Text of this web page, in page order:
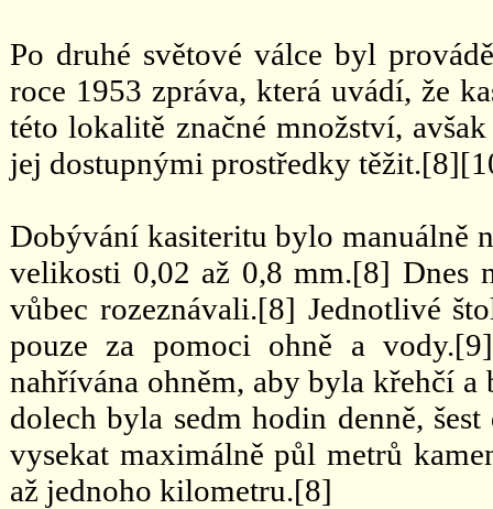
Po druhé světové válce byl
roce 1953 zpráva, která uvádí, že
této lokalitě značné množství,
jej dostupnými prostředky
Dobývání kasiteritu bylo manuálně
velikosti 0,02 až 0,8 mm.[8] Dnes
vůbec rozeznávali.[8] Jednotlivé
pouze za pomoci ohně a
nahřívána ohněm, aby byla křehčí
dolech byla sedm hodin denně,
vysekat maximálně půl metrů
až jednoho kilometru.[8]